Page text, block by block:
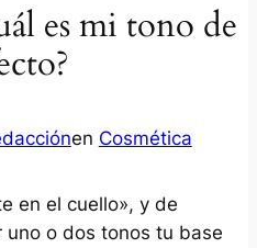
es mi tono de
en Cosmética
en el cuello», y de
o dos tonos tu base